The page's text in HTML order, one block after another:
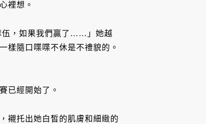
裡想。
伍，如果我們贏了……」她越
樣隨口喋喋不休是不禮貌的。
已經開始了。
襯托出她白皙的肌膚和細緻的